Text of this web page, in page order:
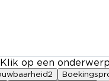
Klik op een
2